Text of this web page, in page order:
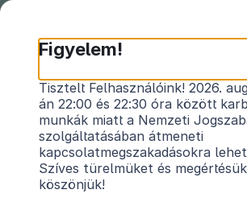
Önkormányzati
rendeletek
Önkormányzati rendeletek
Vármegye
Minden vármegye
Kibocsátó
Alsóörs Község Önkormányzata
Figyelem!
Tisztelt Felhasználóink! 2026.
án 22:00 és 22:30 óra között
munkák miatt a Nemzeti
szolgáltatásában átmeneti
kapcsolatmegszakadásokra
Szíves türelmüket és
köszönjük!